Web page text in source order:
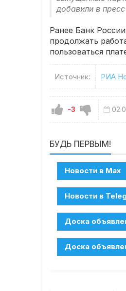
добавили в
Ранее Банк
продолжать
пользоваться
Источник: РИА
-3
БУДЬ ПЕРВЫМ!